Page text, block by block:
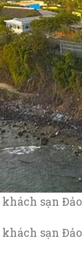
khách sạn
khách sạn